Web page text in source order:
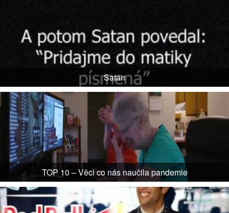
Satan
TOP 10 – Věci co nás naučila pandemie